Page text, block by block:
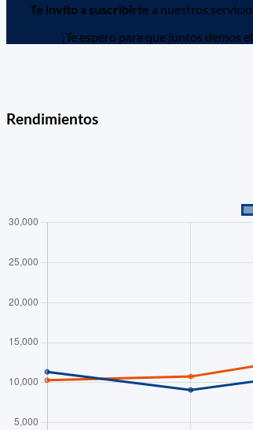
Te invito a suscribirte a nuestros
¡Te espero para que juntos demos
Rendimientos